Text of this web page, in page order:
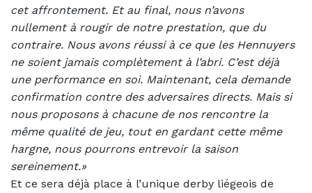
cet affrontement. Et au final, nous n’avons
nullement à rougir de notre prestation, que du
contraire. Nous avons réussi à ce que les Hennuyers
ne soient jamais complètement à l’abri. C’est déjà
une performance en soi. Maintenant, cela demande
confirmation contre des adversaires directs. Mais si
nous proposons à chacune de nos rencontre la
même qualité de jeu, tout en gardant cette même
hargne, nous pourrons entrevoir la saison
sereinement.»
Et ce sera déjà place à l’unique derby liégeois de